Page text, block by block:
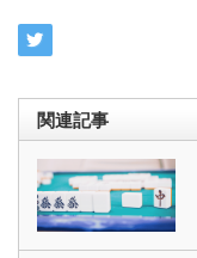
関連記事